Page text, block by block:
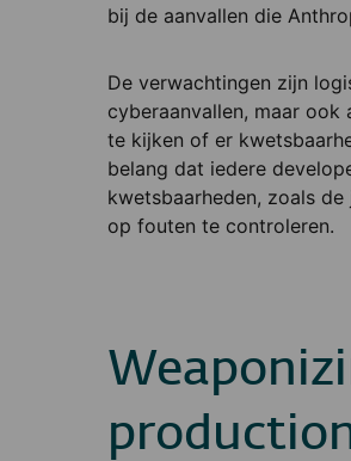
bij de aanvallen die
De verwachtingen zijn
cyberaanvallen, maar
te kijken of er
belang dat iedere
kwetsbaarheden, zoals
op fouten te controleren.